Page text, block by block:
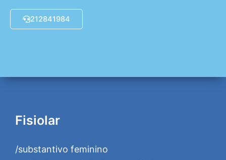
212841984
Fisiolar
/substantivo feminino